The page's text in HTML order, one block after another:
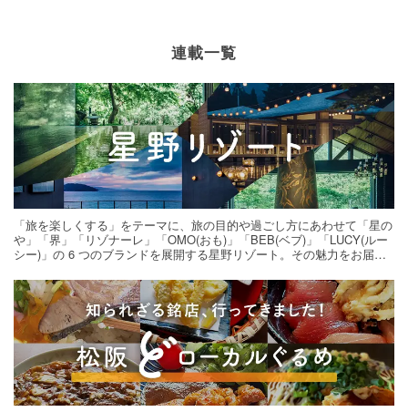
連載一覧
「旅を楽しくする」をテーマに、旅の目的や過ごし方にあわせて「星の
や」「界」「リゾナーレ」「OMO(おも)」「BEB(ベブ)」「LUCY(ルー
シー)」の 6 つのブランドを展開する星野リゾート。その魅力をお届け